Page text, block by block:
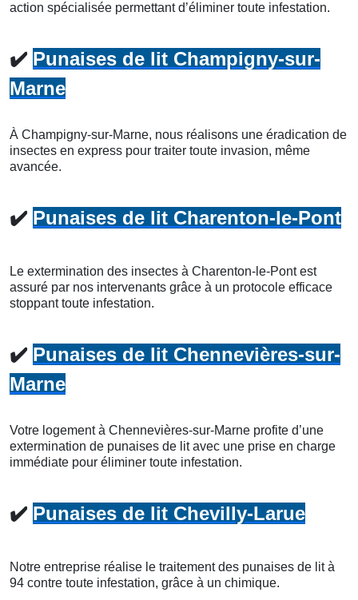
action spécialisée permettant d’éliminer toute infestation.
✔️ Punaises de lit Champigny-sur-
Marne
À Champigny-sur-Marne, nous réalisons une éradication de
insectes en express pour traiter toute invasion, même
avancée.
✔️ Punaises de lit Charenton-le-Pont
Le extermination des insectes à Charenton-le-Pont est
assuré par nos intervenants grâce à un protocole efficace
stoppant toute infestation.
✔️ Punaises de lit Chennevières-sur-
Marne
Votre logement à Chennevières-sur-Marne profite d’une
extermination de punaises de lit avec une prise en charge
immédiate pour éliminer toute infestation.
✔️ Punaises de lit Chevilly-Larue
Notre entreprise réalise le traitement des punaises de lit à
94 contre toute infestation, grâce à un chimique.